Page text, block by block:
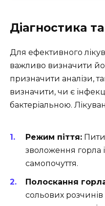
Діагностика
Для ефективного
важливо визначити
призначити аналізи,
визначити, чи є
бактеріальною.
Режим піття:
зволоження горла
самопочуття.
Полоскання
сольових